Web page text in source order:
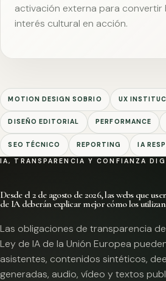
activación externa para convertir
interés cultural en acción.
MOTION DESIGN SOBRIO UX
DISEÑO EDITORIAL PERFORMANCE
SEO TÉCNICO REPORTING IA
IA, TRANSPARENCIA Y CONFIANZA
Desde el 2 de agosto de 2026, las webs que
de IA deberán explicar mejor cómo los
Las obligaciones de transparencia
Ley de IA de la Unión Europea
asistentes, contenidos sintéticos,
generadas, audio, vídeo y textos